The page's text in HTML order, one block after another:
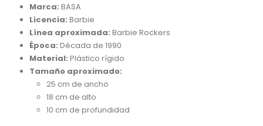
Marca: BASA
Licencia: Barbie
Línea aproximada: Barbie Rockers
Época: Década de 1990
Material: Plástico rígido
Tamaño aproximado:
25 cm de ancho
18 cm de alto
10 cm de profundidad